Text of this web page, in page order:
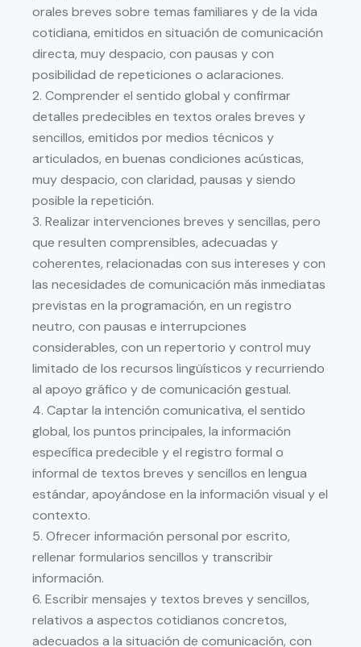
orales breves sobre temas familiares y de la vida
cotidiana, emitidos en situación de comunicación
directa, muy despacio, con pausas y con
posibilidad de repeticiones o aclaraciones.
2. Comprender el sentido global y confirmar
detalles predecibles en textos orales breves y
sencillos, emitidos por medios técnicos y
articulados, en buenas condiciones acústicas,
muy despacio, con claridad, pausas y siendo
posible la repetición.
3. Realizar intervenciones breves y sencillas, pero
que resulten comprensibles, adecuadas y
coherentes, relacionadas con sus intereses y con
las necesidades de comunicación más inmediatas
previstas en la programación, en un registro
neutro, con pausas e interrupciones
considerables, con un repertorio y control muy
limitado de los recursos lingüísticos y recurriendo
al apoyo gráfico y de comunicación gestual.
4. Captar la intención comunicativa, el sentido
global, los puntos principales, la información
específica predecible y el registro formal o
informal de textos breves y sencillos en lengua
estándar, apoyándose en la información visual y el
contexto.
5. Ofrecer información personal por escrito,
rellenar formularios sencillos y transcribir
información.
6. Escribir mensajes y textos breves y sencillos,
relativos a aspectos cotidianos concretos,
adecuados a la situación de comunicación, con